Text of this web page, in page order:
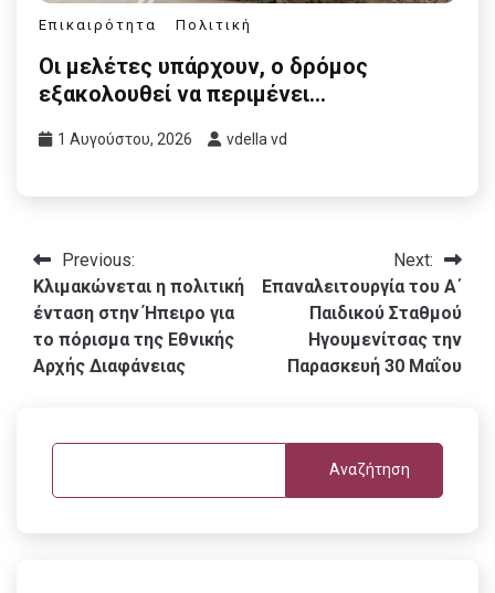
Επικαιρότητα Πολιτική
Οι μελέτες υπάρχουν, ο δρόμος
εξακολουθεί να περιμένει…
1 Αυγούστου, 2026 vdella vd
Πλοήγηση
άρθρων
Previous:
Κλιμακώνεται η πολιτική
ένταση στην Ήπειρο για
το πόρισμα της Εθνικής
Αρχής Διαφάνειας
Next:
Επαναλειτουργία του Α΄
Παιδικού Σταθμού
Ηγουμενίτσας την
Παρασκευή 30 Μαΐου
Αναζήτηση